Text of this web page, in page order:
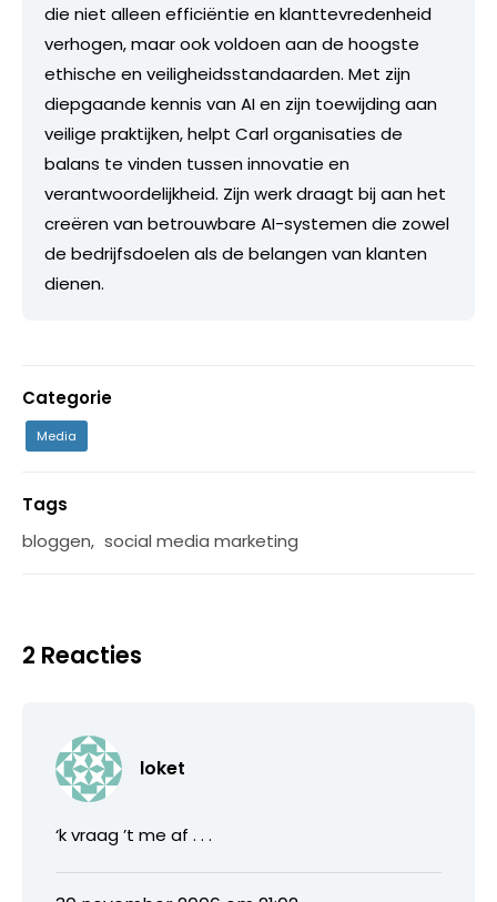
die niet alleen efficiëntie en klanttevredenheid
verhogen, maar ook voldoen aan de hoogste
ethische en veiligheidsstandaarden. Met zijn
diepgaande kennis van AI en zijn toewijding aan
veilige praktijken, helpt Carl organisaties de
balans te vinden tussen innovatie en
verantwoordelijkheid. Zijn werk draagt bij aan het
creëren van betrouwbare AI-systemen die zowel
de bedrijfsdoelen als de belangen van klanten
dienen.
Categorie
Media
Tags
bloggen, social media marketing
2 Reacties
loket
‘k vraag ’t me af . . .